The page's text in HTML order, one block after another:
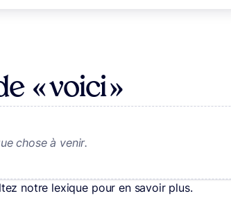
« voici »
chose à venir.
notre lexique pour en savoir plus.